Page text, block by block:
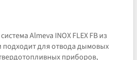
Almeva INOX FLEX FB из
для отвода дымовых
приборов,